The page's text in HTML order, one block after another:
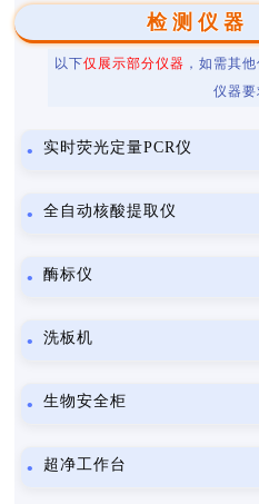
检测仪器
以下仅展示部分仪器 ，如需其
仪器要
实时荧光定量PCR仪
全自动核酸提取仪
酶标仪
洗板机
生物安全柜
超净工作台